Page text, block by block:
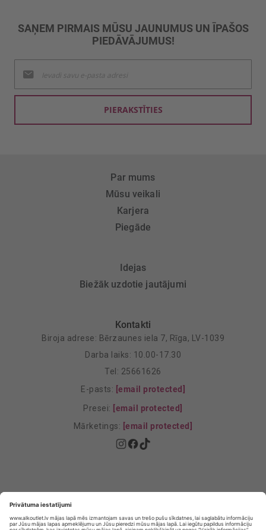
SAŅEM PIRMAIS MŪSU JAUNUMUS UN ĪPAŠOS
PIEDĀVĀJUMUS!
jaunumu
saņemšanai:
PIERAKSTĪTIES
Par mums
Mūsu veikali
Karjera
Piegāde
Idejas
Biežāk uzdotie jautājumi
Kontakti
Biroja adrese: Bērzaunes iela 7, Rīga, LV-1039
Darba laiks: 10.00-17.30
Tel: 25661626
E-pasts: [email protected]
Presei: [email protected]
Mārketings: [email protected]
Privātuma Iestatījumi